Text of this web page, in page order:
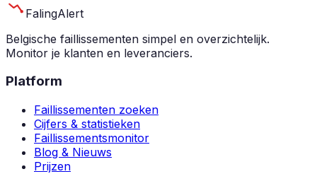
FalingAlert
Belgische faillissementen simpel en overzichtelijk.
Monitor je klanten en leveranciers.
Platform
Faillissementen zoeken
Cijfers & statistieken
Faillissementsmonitor
Blog & Nieuws
Prijzen